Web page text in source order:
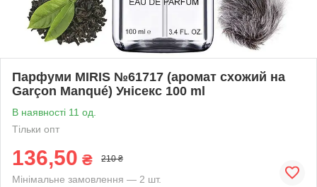
Парфуми MIRIS №61717 (аромат схожий на
Garçon Manqué) Унісекс 100 ml
В наявності 11 од.
Тільки опт
136,50 ₴ 210 ₴
Мінімальне замовлення — 2 шт.